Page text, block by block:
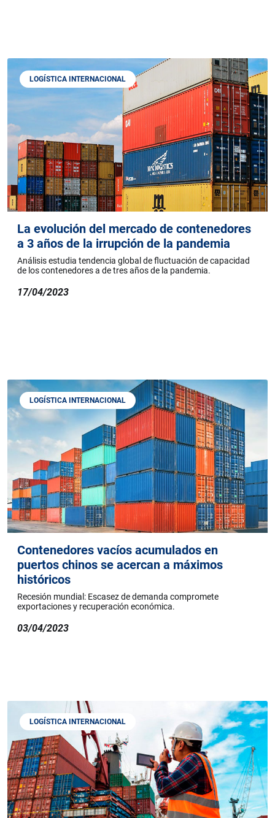
LOGÍSTICA INTERNACIONAL
La evolución del mercado de contenedores
a 3 años de la irrupción de la pandemia
Análisis estudia tendencia global de fluctuación de capacidad
de los contenedores a de tres años de la pandemia.
17/04/2023
LOGÍSTICA INTERNACIONAL
Contenedores vacíos acumulados en
puertos chinos se acercan a máximos
históricos
Recesión mundial: Escasez de demanda compromete
exportaciones y recuperación económica.
03/04/2023
LOGÍSTICA INTERNACIONAL